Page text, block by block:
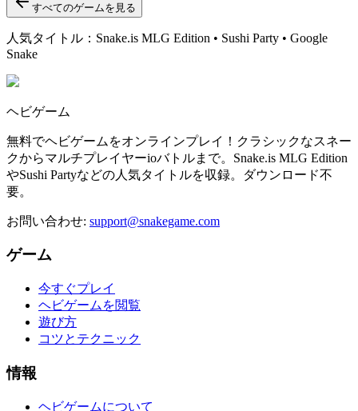
すべてのゲームを見る
人気タイトル：Snake.is MLG Edition • Sushi Party • Google
Snake
ヘビゲーム
無料でヘビゲームをオンラインプレイ！クラシックなスネー
クからマルチプレイヤーioバトルまで。Snake.is MLG Edition
やSushi Partyなどの人気タイトルを収録。ダウンロード不
要。
お問い合わせ: support@snakegame.com
ゲーム
今すぐプレイ
ヘビゲームを閲覧
遊び方
コツとテクニック
情報
ヘビゲームについて